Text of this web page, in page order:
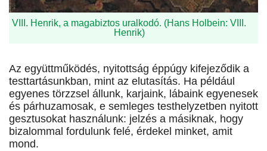
VIII. Henrik, a magabiztos uralkodó. (Hans Holbein: VIII.
Henrik)
Az együttműködés, nyitottság éppúgy kifejeződik a
testtartásunkban, mint az elutasítás. Ha például
egyenes törzzsel állunk, karjaink, lábaink egyenesek
és párhuzamosak, e semleges testhelyzetben nyitott
gesztusokat használunk: jelzés a másiknak, hogy
bizalommal fordulunk felé, érdekel minket, amit
mond.